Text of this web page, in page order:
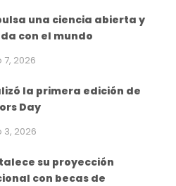
una ciencia abierta y
con el mundo
2026
la primera edición de
Day
2026
su proyección
con becas de